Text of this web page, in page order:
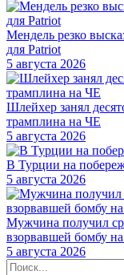
Мендель резко
для Patriot
5 августа 2026
Шлейхер занял
трамплина на ЧЕ
5 августа 2026
В Турции на
5 августа 2026
Мужчина получил
взорвавшей бомбу
5 августа 2026